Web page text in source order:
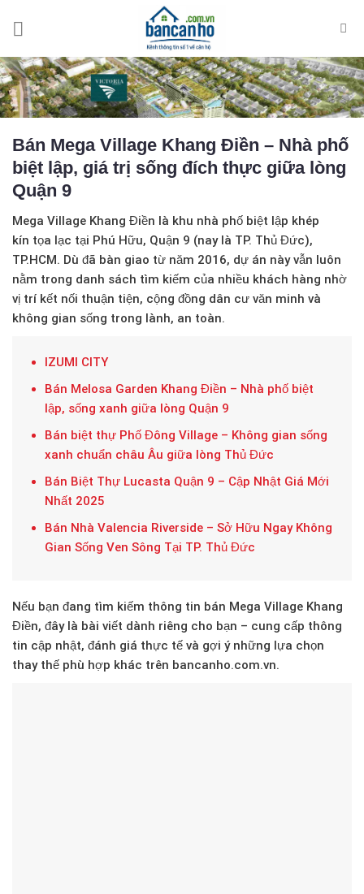
Bán Mega Village Khang Điền – Nhà phố
biệt lập, giá trị sống đích thực giữa lòng
Quận 9
Mega Village Khang Điền là khu nhà phố biệt lập khép
kín tọa lạc tại Phú Hữu, Quận 9 (nay là TP. Thủ Đức),
TP.HCM. Dù đã bàn giao từ năm 2016, dự án này vẫn luôn
nằm trong danh sách tìm kiếm của nhiều khách hàng nhờ
vị trí kết nối thuận tiện, cộng đồng dân cư văn minh và
không gian sống trong lành, an toàn.
IZUMI CITY
Bán Melosa Garden Khang Điền – Nhà phố biệt
lập, sống xanh giữa lòng Quận 9
Bán biệt thự Phố Đông Village – Không gian sống
xanh chuẩn châu Âu giữa lòng Thủ Đức
Bán Biệt Thự Lucasta Quận 9 – Cập Nhật Giá Mới
Nhất 2025
Bán Nhà Valencia Riverside – Sở Hữu Ngay Không
Gian Sống Ven Sông Tại TP. Thủ Đức
Nếu bạn đang tìm kiếm thông tin bán Mega Village Khang
Điền, đây là bài viết dành riêng cho bạn – cung cấp thông
tin cập nhật, đánh giá thực tế và gợi ý những lựa chọn
thay thế phù hợp khác trên bancanho.com.vn.